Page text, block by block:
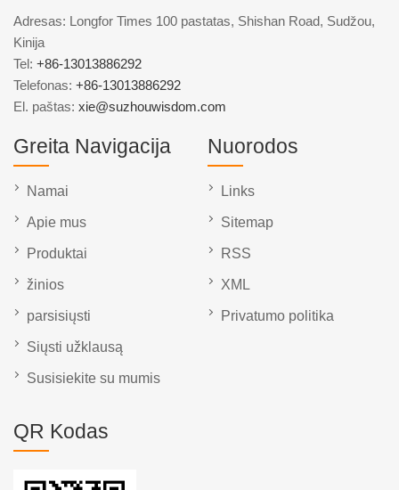
Adresas: Longfor Times 100 pastatas, Shishan Road, Sudžou,
Kinija
Tel: +86-13013886292
Telefonas: +86-13013886292
El. paštas: xie@suzhouwisdom.com
Greita Navigacija
Namai
Apie mus
Produktai
žinios
parsisiųsti
Siųsti užklausą
Susisiekite su mumis
Nuorodos
Links
Sitemap
RSS
XML
Privatumo politika
QR Kodas